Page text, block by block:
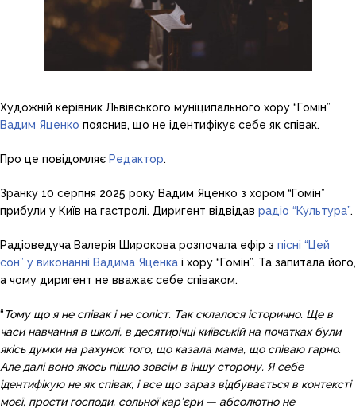
Художній керівник Львівського муніципального хору “Гомін”
Вадим Яценко пояснив, що не ідентифікує себе як співак.
Про це повідомляє Редактор.
Зранку 10 серпня 2025 року Вадим Яценко з хором “Гомін”
прибули у Київ на гастролі. Диригент відвідав радіо “Культура”.
Радіоведуча Валерія Широкова розпочала ефір з пісні “Цей
сон” у виконанні Вадима Яценка і хору “Гомін”. Та запитала його,
а чому диригент не вважає себе співаком.
“Тому що я не співак і не соліст. Так склалося історично. Ще в
часи навчання в школі, в десятирічці київській на початках були
якісь думки на рахунок того, що казала мама, що співаю гарно.
Але далі воно якось пішло зовсім в іншу сторону. Я себе
ідентифікую не як співак, і все що зараз відбувається в контексті
моєї, прости господи, сольної кар’єри — абсолютно не